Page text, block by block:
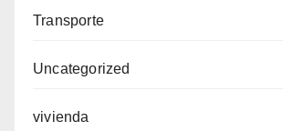
Transporte
Uncategorized
vivienda